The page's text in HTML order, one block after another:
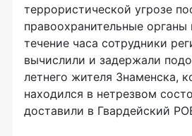
террористической угрозе
правоохранительные органы
течение часа сотрудники
вычислили и задержали
летнего жителя Знаменска,
находился в нетрезвом
доставили в Гвардейский